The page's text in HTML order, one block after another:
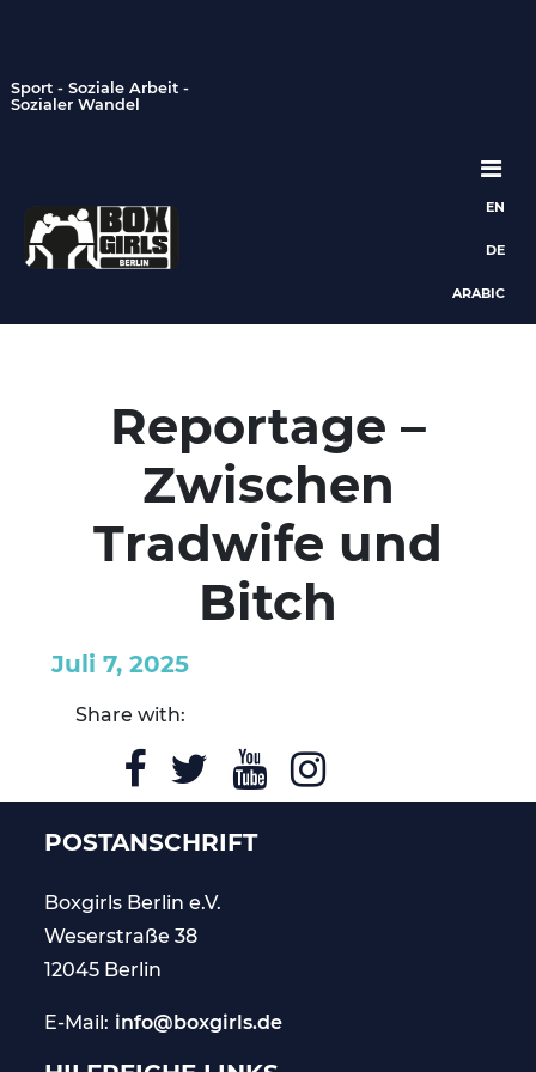
Sport - Soziale Arbeit -
Sozialer Wandel
Hauptnavigation
EN
DE
ARABIC
Reportage –
Zwischen
Tradwife und
Bitch
Juli 7, 2025
Share with:
POSTANSCHRIFT
Boxgirls Berline.V.
Weserstraße 38
12045 Berlin
E-Mail: info@boxgirls.de